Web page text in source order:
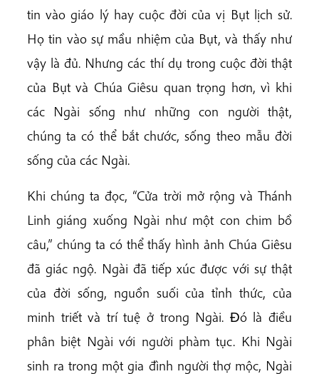
tin vào giáo lý hay cuộc đời của vị Bụt lịch sử.
Họ tin vào sự mầu nhiệm của Bụt, và thấy như
vậy là đủ. Nhưng các thí dụ trong cuộc đời thật
của Bụt và Chúa Giêsu quan trọng hơn, vì khi
các Ngài sống như những con người thật,
chúng ta có thể bắt chước, sống theo mẫu đời
sống của các Ngài.
Khi chúng ta đọc, “Cửa trời mở rộng và Thánh
Linh giáng xuống Ngài như một con chim bồ
câu,” chúng ta có thể thấy hình ảnh Chúa Giêsu
đã giác ngộ. Ngài đã tiếp xúc được với sự thật
của đời sống, nguồn suối của tỉnh thức, của
minh triết và trí tuệ ở trong Ngài. Ðó là điều
phân biệt Ngài với người phàm tục. Khi Ngài
sinh ra trong một gia đình người thợ mộc, Ngài